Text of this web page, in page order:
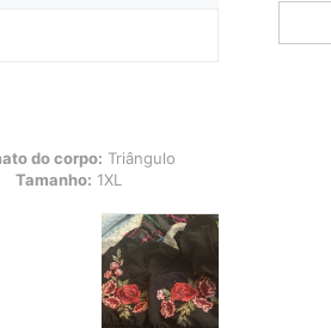
Busto: 114 cm / 44.9 in, Cintura: 102 cm /
do corpo: Triângulo
Tamanho: 1XL